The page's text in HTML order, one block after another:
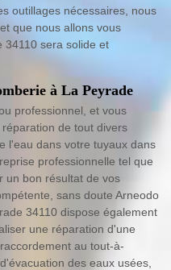
outillages nécessaires, nous
que nous allons vous
34110 sera solide et
à La Peyrade
professionnel, et vous
de tout divers
l'eau dans votre tuyaux dans
professionnelle tel que
un bon résultat de vos
sans doute Arneodo
34110 dispose également
une réparation d'une
au tout-à-
des eaux usées,